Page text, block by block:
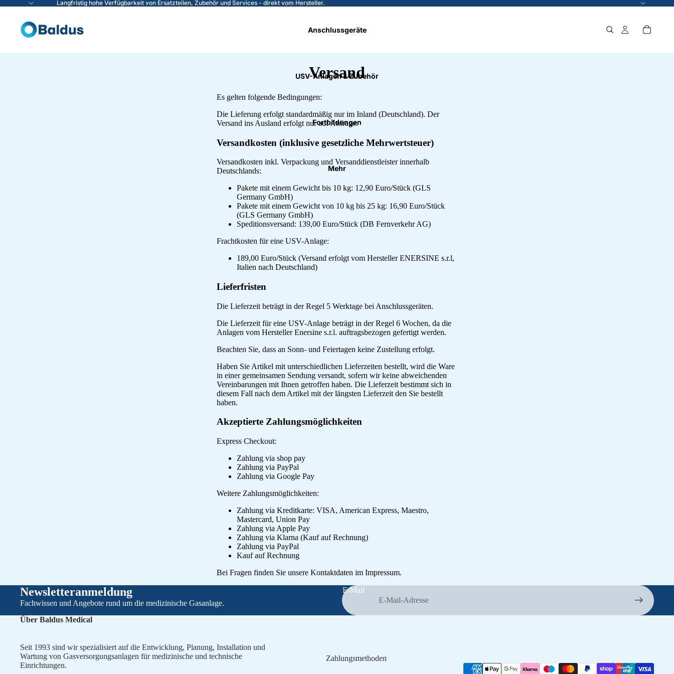
Langfristig hohe Verfügbarkeit von Ersatzteilen, Zubehör und Services - direkt vom Hersteller.
Anschlussgeräte
USV-Anlagen & Zubehör
Fortbildungen
Mehr
Versand
Es gelten folgende Bedingungen:
Die Lieferung erfolgt standardmäßig nur im Inland (Deutschland). Der
Versand ins Ausland erfolgt nur auf Anfrage.
Versandkosten (inklusive gesetzliche Mehrwertsteuer)
Versandkosten inkl. Verpackung und Versanddienstleister innerhalb
Deutschlands:
Pakete mit einem Gewicht bis 10 kg: 12,90 Euro/Stück (GLS
Germany GmbH)
Pakete mit einem Gewicht von 10 kg bis 25 kg: 16,90 Euro/Stück
(GLS Germany GmbH)
Speditionsversand: 139,00 Euro/Stück (DB Fernverkehr AG)
Frachtkosten für eine USV-Anlage:
189,00 Euro/Stück (Versand erfolgt vom Hersteller ENERSINE s.r.l,
Italien nach Deutschland)
Lieferfristen
Die Lieferzeit beträgt in der Regel 5 Werktage bei Anschlussgeräten.
Die Lieferzeit für eine USV-Anlage beträgt in der Regel 6 Wochen, da die
Anlagen vom Hersteller Enersine s.r.l. auftragsbezogen gefertigt werden.
Beachten Sie, dass an Sonn- und Feiertagen keine Zustellung erfolgt.
Haben Sie Artikel mit unterschiedlichen Lieferzeiten bestellt, wird die Ware
in einer gemeinsamen Sendung versandt, sofern wir keine abweichenden
Vereinbarungen mit Ihnen getroffen haben. Die Lieferzeit bestimmt sich in
diesem Fall nach dem Artikel mit der längsten Lieferzeit den Sie bestellt
haben.
Akzeptierte Zahlungsmöglichkeiten
Express Checkout:
Zahlung via shop pay
Zahlung via PayPal
Zahlung via Google Pay
Weitere Zahlungsmöglichkeiten:
Zahlung via Kreditkarte: VISA, American Express, Maestro,
Mastercard, Union Pay
Zahlung via Apple Pay
Zahlung via Klarna (Kauf auf Rechnung)
Zahlung via PayPal
Kauf auf Rechnung
Bei Fragen finden Sie unsere Kontaktdaten im Impressum.
Newsletteranmeldung
Fachwissen und Angebote rund um die medizinische Gasanlage.
E-Mail
Über Baldus Medical
Seit 1993 sind wir spezialisiert auf die Entwicklung, Planung, Installation und
Wartung von Gasversorgungsanlagen für medizinische und technische
Einrichtungen.
Zahlungsmethoden
Kontaktinformationen